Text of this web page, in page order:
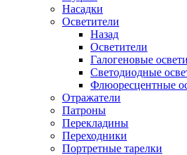
Насадки
Осветители
Назад
Осветители
Галогеновые
Светодиодные
Флюоресцентные
Отражатели
Патроны
Перекладины
Переходники
Портретные тарелки